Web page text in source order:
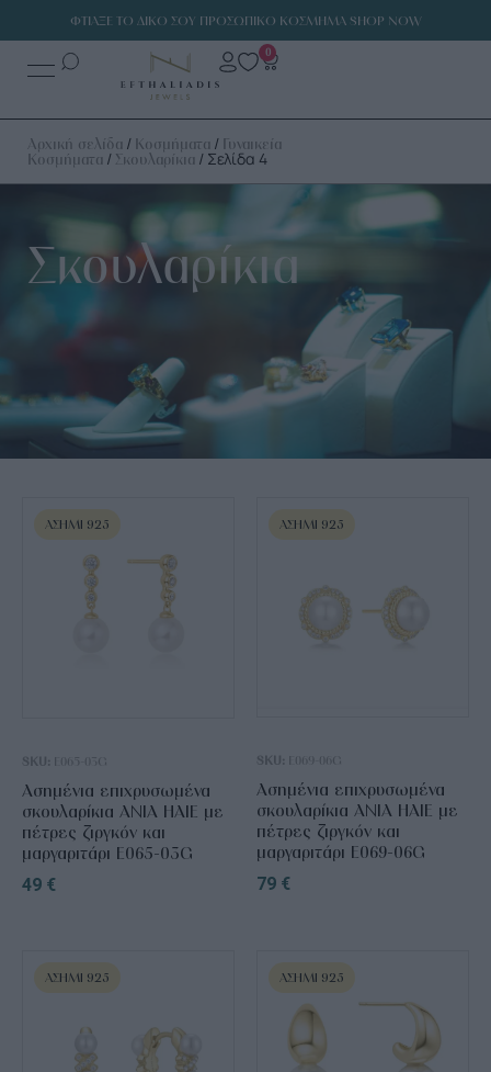
ΦΤΙΑΞΕ ΤΟ ΔΙΚΟ ΣΟΥ ΠΡΟΣΩΠΙΚΟ ΚΟΣΜΗΜΑ SHOP NOW
0
Αρχική σελίδα / Κοσμήματα / Γυναικεία
Κοσμήματα / Σκουλαρίκια / Σελίδα 4
Σκουλαρίκια
ΑΣΉΜΙ 925
SKU: E065-03G
Ασημένια επιχρυσωμένα
σκουλαρίκια ANIA HAIE με
πέτρες ζιργκόν και
μαργαριτάρι E065-03G
49 €
ΑΣΉΜΙ 925
SKU: E069-06G
Ασημένια επιχρυσωμένα
σκουλαρίκια ANIA HAIE με
πέτρες ζιργκόν και
μαργαριτάρι E069-06G
79 €
ΑΣΉΜΙ 925 ΑΣΉΜΙ 925